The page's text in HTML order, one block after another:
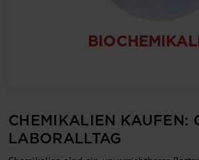
CHEMIKALIEN KAUFEN:
LABORALLTAG